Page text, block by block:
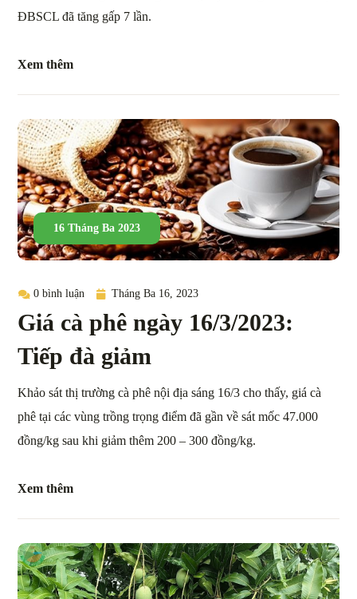
ĐBSCL đã tăng gấp 7 lần.
Xem thêm
16 Tháng Ba 2023
0 bình luận Tháng Ba 16, 2023
Giá cà phê ngày 16/3/2023:
Tiếp đà giảm
Khảo sát thị trường cà phê nội địa sáng 16/3 cho thấy, giá cà
phê tại các vùng trồng trọng điểm đã gần về sát mốc 47.000
đồng/kg sau khi giảm thêm 200 – 300 đồng/kg.
Xem thêm